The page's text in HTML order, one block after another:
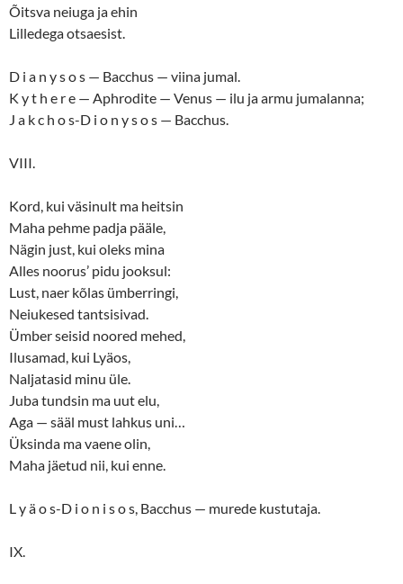
Õitsva neiuga ja ehin
Lilledega otsaesist.
D i a n y s o s — Bacchus — viina jumal.
K y t h e r e — Aphrodite — Venus — ilu ja armu jumalanna;
J a k c h o s-D i o n y s o s — Bacchus.
VIII.
Kord, kui väsinult ma heitsin
Maha pehme padja pääle,
Nägin just, kui oleks mina
Alles noorus’ pidu jooksul:
Lust, naer kõlas ümberringi,
Neiukesed tantsisivad.
Ümber seisid noored mehed,
Ilusamad, kui Lyäos,
Naljatasid minu üle.
Juba tundsin ma uut elu,
Aga — sääl must lahkus uni…
Üksinda ma vaene olin,
Maha jäetud nii, kui enne.
L y ä o s-D i o n i s o s, Bacchus — murede kustutaja.
IX.